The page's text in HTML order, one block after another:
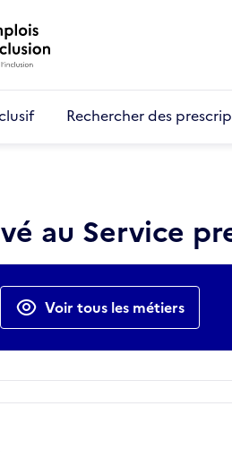
Rechercher des
au Service
Voir tous les métiers